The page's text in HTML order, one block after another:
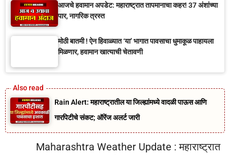
आजचे हवामान अपडेट: महाराष्ट्रात तापमानाचा कहर! 37 अंशांच्या
पार, नागरिक त्रस्त
मोठी बातमी ! ऐन हिवाळ्यात ‘या’ भागात पावसाचा धुमाकूळ पाहायला
मिळणार, हवामान खात्याची चेतावणी
Rain Alert: महाराष्ट्रातील या जिल्ह्यांमध्ये वादळी पाऊस आणि
गारपिटीचे संकट; ऑरेंज अलर्ट जारी
Maharashtra Weather Update : महाराष्ट्रात